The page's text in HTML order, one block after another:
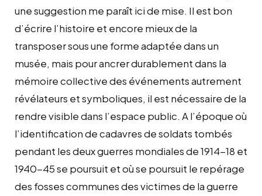
une suggestion me paraît ici de mise. Il est bon
d’écrire l’histoire et encore mieux de la
transposer sous une forme adaptée dans un
musée, mais pour ancrer durablement dans la
mémoire collective des événements autrement
révélateurs et symboliques, il est nécessaire de la
rendre visible dans l’espace public. A l’époque où
l’identification de cadavres de soldats tombés
pendant les deux guerres mondiales de 1914-18 et
1940-45 se poursuit et où se poursuit le repérage
des fosses communes des victimes de la guerre